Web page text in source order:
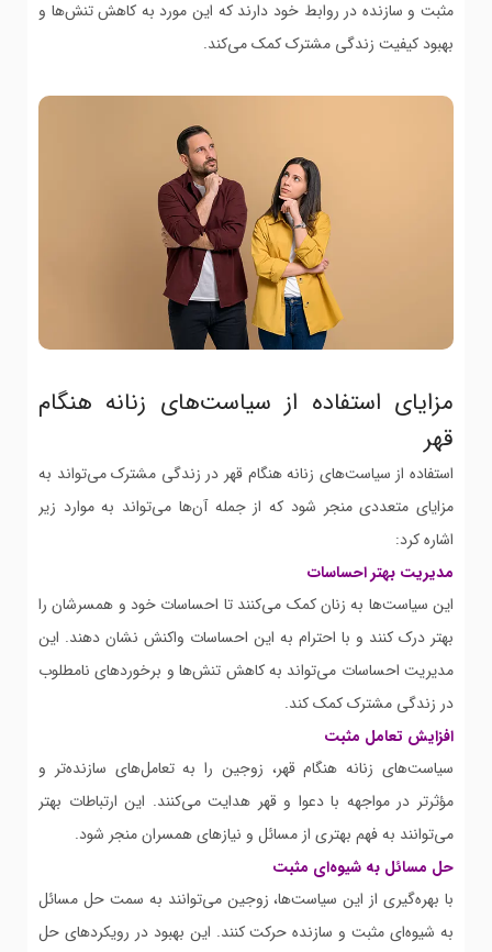
مثبت و سازنده در روابط خود دارند که این مورد به کاهش تنش‌ها و
بهبود کیفیت زندگی مشترک کمک می‌کند.
مزایای استفاده از سیاست‌های زنانه هنگام
قهر
استفاده از سیاست‌های زنانه هنگام قهر در زندگی مشترک می‌تواند به
مزایای متعددی منجر شود که از جمله آن‌ها می‌تواند به موارد زیر
اشاره کرد:
مدیریت بهتر احساسات
این سیاست‌ها به زنان کمک می‌کنند تا احساسات خود و همسرشان را
بهتر درک کنند و با احترام به این احساسات واکنش نشان دهند. این
مدیریت احساسات می‌تواند به کاهش تنش‌ها و برخوردهای نامطلوب
در زندگی مشترک کمک کند.
افزایش تعامل مثبت
سیاست‌های زنانه هنگام قهر، زوجین را به تعامل‌های سازنده‌تر و
مؤثرتر در مواجهه با دعوا و قهر هدایت می‌کنند. این ارتباطات بهتر
می‌توانند به فهم بهتری از مسائل و نیازهای همسران منجر شود.
حل مسائل به شیوه‌ای مثبت
با بهره‌گیری از این سیاست‌ها، زوجین می‌توانند به سمت حل مسائل
به شیوه‌ای مثبت و سازنده حرکت کنند. این بهبود در رویکردهای حل